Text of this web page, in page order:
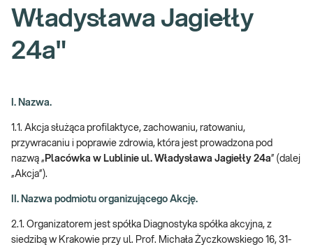
Władysława Jagiełły
24a"
I. Nazwa.
1.1. Akcja służąca profilaktyce, zachowaniu, ratowaniu,
przywracaniu i poprawie zdrowia, która jest prowadzona pod
nazwą „ Placówka w Lublinie ul. Władysława Jagiełły 24a” (dalej
„Akcja”).
II. Nazwa podmiotu organizującego Akcję.
2.1. Organizatorem jest spółka Diagnostyka spółka akcyjna, z
siedzibą w Krakowie przy ul. Prof. Michała Życzkowskiego 16, 31-